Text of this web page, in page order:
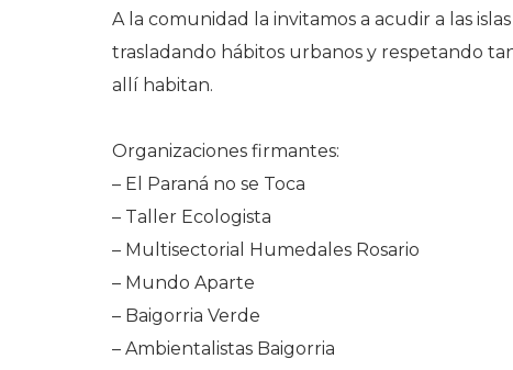
A la comunidad la invitamos a acudir a las
trasladando hábitos urbanos y respetando
allí habitan.
Organizaciones firmantes:
– El Paraná no se Toca
– Taller Ecologista
– Multisectorial Humedales Rosario
– Mundo Aparte
– Baigorria Verde
– Ambientalistas Baigorria